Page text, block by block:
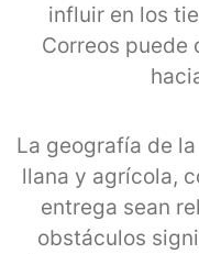
influir en los
Correos puede
La geografía de
llana y agrícola,
entrega sean
obstáculos